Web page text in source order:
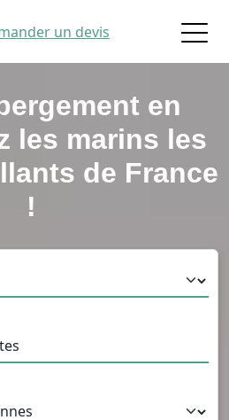
un devis
en
les marins les
de France
!